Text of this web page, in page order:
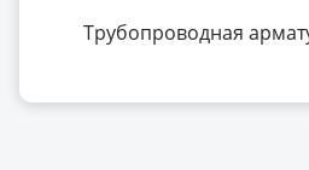
Трубопроводная